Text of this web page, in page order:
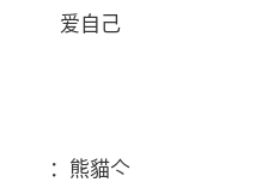
爱自己
：熊貓亽